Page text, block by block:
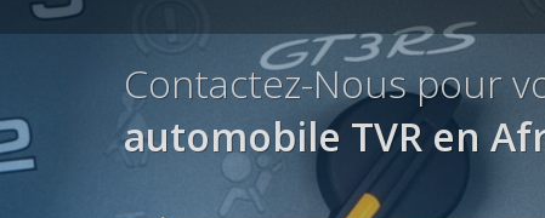
Contactez-Nous pour
automobile TVR en